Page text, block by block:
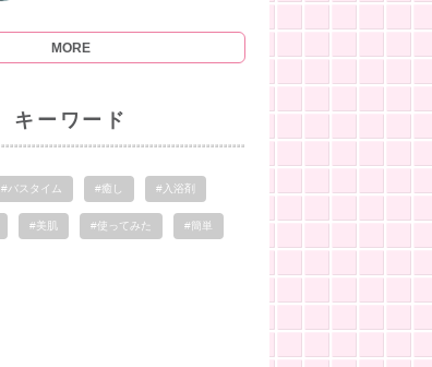
MORE
キーワード
#バスタイム #癒し #入浴剤
#美肌 #使ってみた #簡単